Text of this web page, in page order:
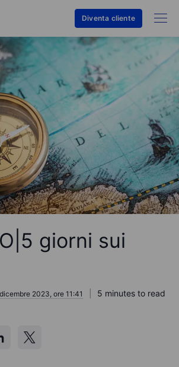
Diventa cliente
giorni sui
2023, ore 11:41
5 minutes to read